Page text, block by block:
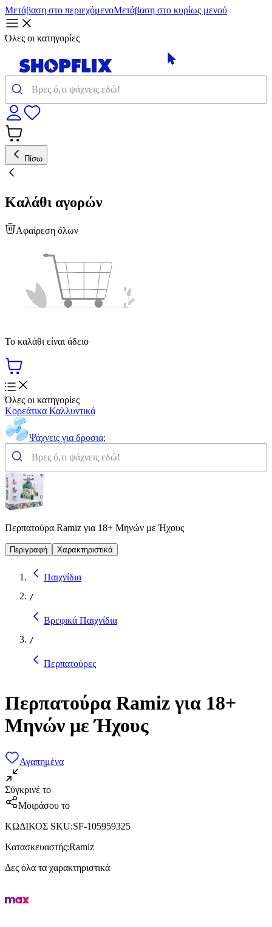
Μετάβαση στο περιεχόμενοΜετάβαση στο κυρίως μενού
Όλες οι κατηγορίες
Πίσω
Καλάθι αγορών
Αφαίρεση όλων
Το καλάθι είναι άδειο
Όλες οι κατηγορίες
Κορεάτικα Καλλυντικά
Ψάχνεις για δροσιά;
Περπατούρα Ramiz για 18+ Μηνών με Ήχους
Περιγραφή Χαρακτηριστικά
Παιχνίδια
/
Βρεφικά Παιχνίδια
/
Περπατούρες
Περπατούρα Ramiz για 18+
Μηνών με Ήχους
Αγαπημένα
Σύγκρινέ το
Μοιράσου το
ΚΩΔΙΚΟΣ SKU:SF-105959325
Κατασκευαστής:Ramiz
Δες όλα τα χαρακτηριστικά